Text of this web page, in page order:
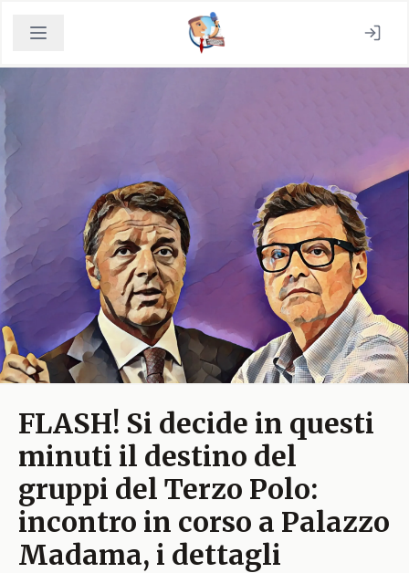
FLASH! Si decide in questi
minuti il destino del
gruppi del Terzo Polo:
incontro in corso a Palazzo
Madama, i dettagli